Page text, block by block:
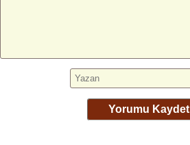
Yorumu Kaydet